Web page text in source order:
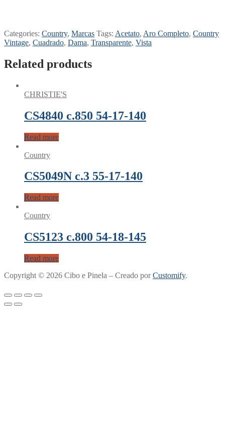
Categories: Country, Marcas Tags: Acetato, Aro Completo, Country
Vintage, Cuadrado, Dama, Transparente, Vista
Related products
CHRISTIE'S
CS4840 c.850 54-17-140
Read more
Country
CS5049N c.3 55-17-140
Read more
Country
CS5123 c.800 54-18-145
Read more
Copyright © 2026 Cibo e Pinela – Creado porCustomify.